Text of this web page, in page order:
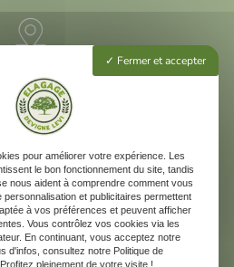
47000 Agen
Neil Armstrong
Mont-de-Marsan
Fermer et accepter
pour améliorer votre expérience. Les
le bon fonctionnement du site, tandis
nous aident à comprendre comment vous
et publicitaires permettent
à vos préférences et peuvent afficher
Vous contrôlez vos cookies via les
En continuant, vous acceptez notre
d'infos, consultez notre Politique de
pleinement de votre visite !